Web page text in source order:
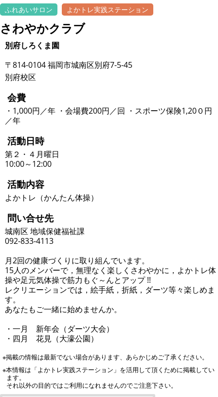
ふれあいサロン よかトレ実践ステーション
さわやかクラブ
別府しろくま園
〒814-0104 福岡市城南区別府7-5-45
別府校区
会費
・1,000円／年 ・会場費200円／回 ・スポーツ保険1,20０円
／年
活動日時
第２・４月曜日
10:00～12:00
活動内容
よかトレ（かんたん体操）
問い合せ先
城南区 地域保健福祉課
092-833-4113
月2回の健康づくりに取り組んでいます。
15人のメンバーで，無理なく楽しくさわやかに，よかトレ体
操や足元気体操で筋力もぐ～んとアップ !!
レクリエーションでは，絵手紙，折紙，ダーツ等々楽しめま
す。
あなたもご一緒に始めませんか。
・一月 新年会（ダーツ大会）
・四月 花見（大濠公園）
※掲載の情報は最新でない場合があります、あらかじめご了承ください。
※本情報は「よかトレ実践ステーション」を活用して頂くために掲載してい
ます。
それ以外の目的ではご利用になれませんのでご注意下さい。